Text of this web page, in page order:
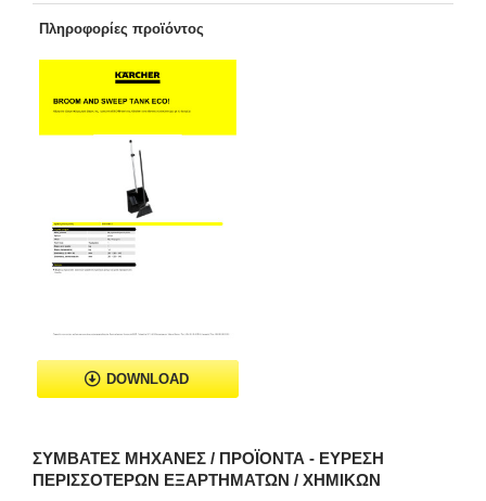
Πληροφορίες προϊόντος
DOWNLOAD
ΣΥΜΒΑΤΈΣ ΜΗΧΑΝΈΣ / ΠΡΟΪΌΝΤΑ - ΕΎΡΕΣΗ
ΠΕΡΙΣΣΌΤΕΡΩΝ ΕΞΑΡΤΗΜΆΤΩΝ / ΧΗΜΙΚΏΝ